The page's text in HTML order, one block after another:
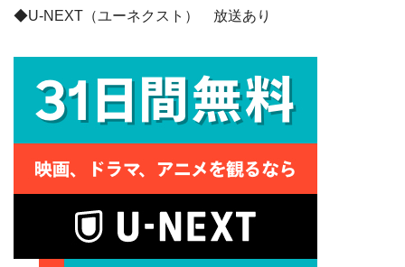
◆U-NEXT（ユーネクスト） 放送あり